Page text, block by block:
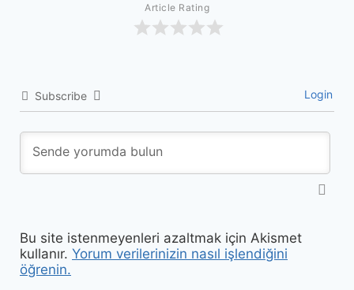
Article Rating
Subscribe Login
Bu site istenmeyenleri azaltmak için Akismet
kullanır. Yorum verilerinizin nasıl işlendiğini
öğrenin.